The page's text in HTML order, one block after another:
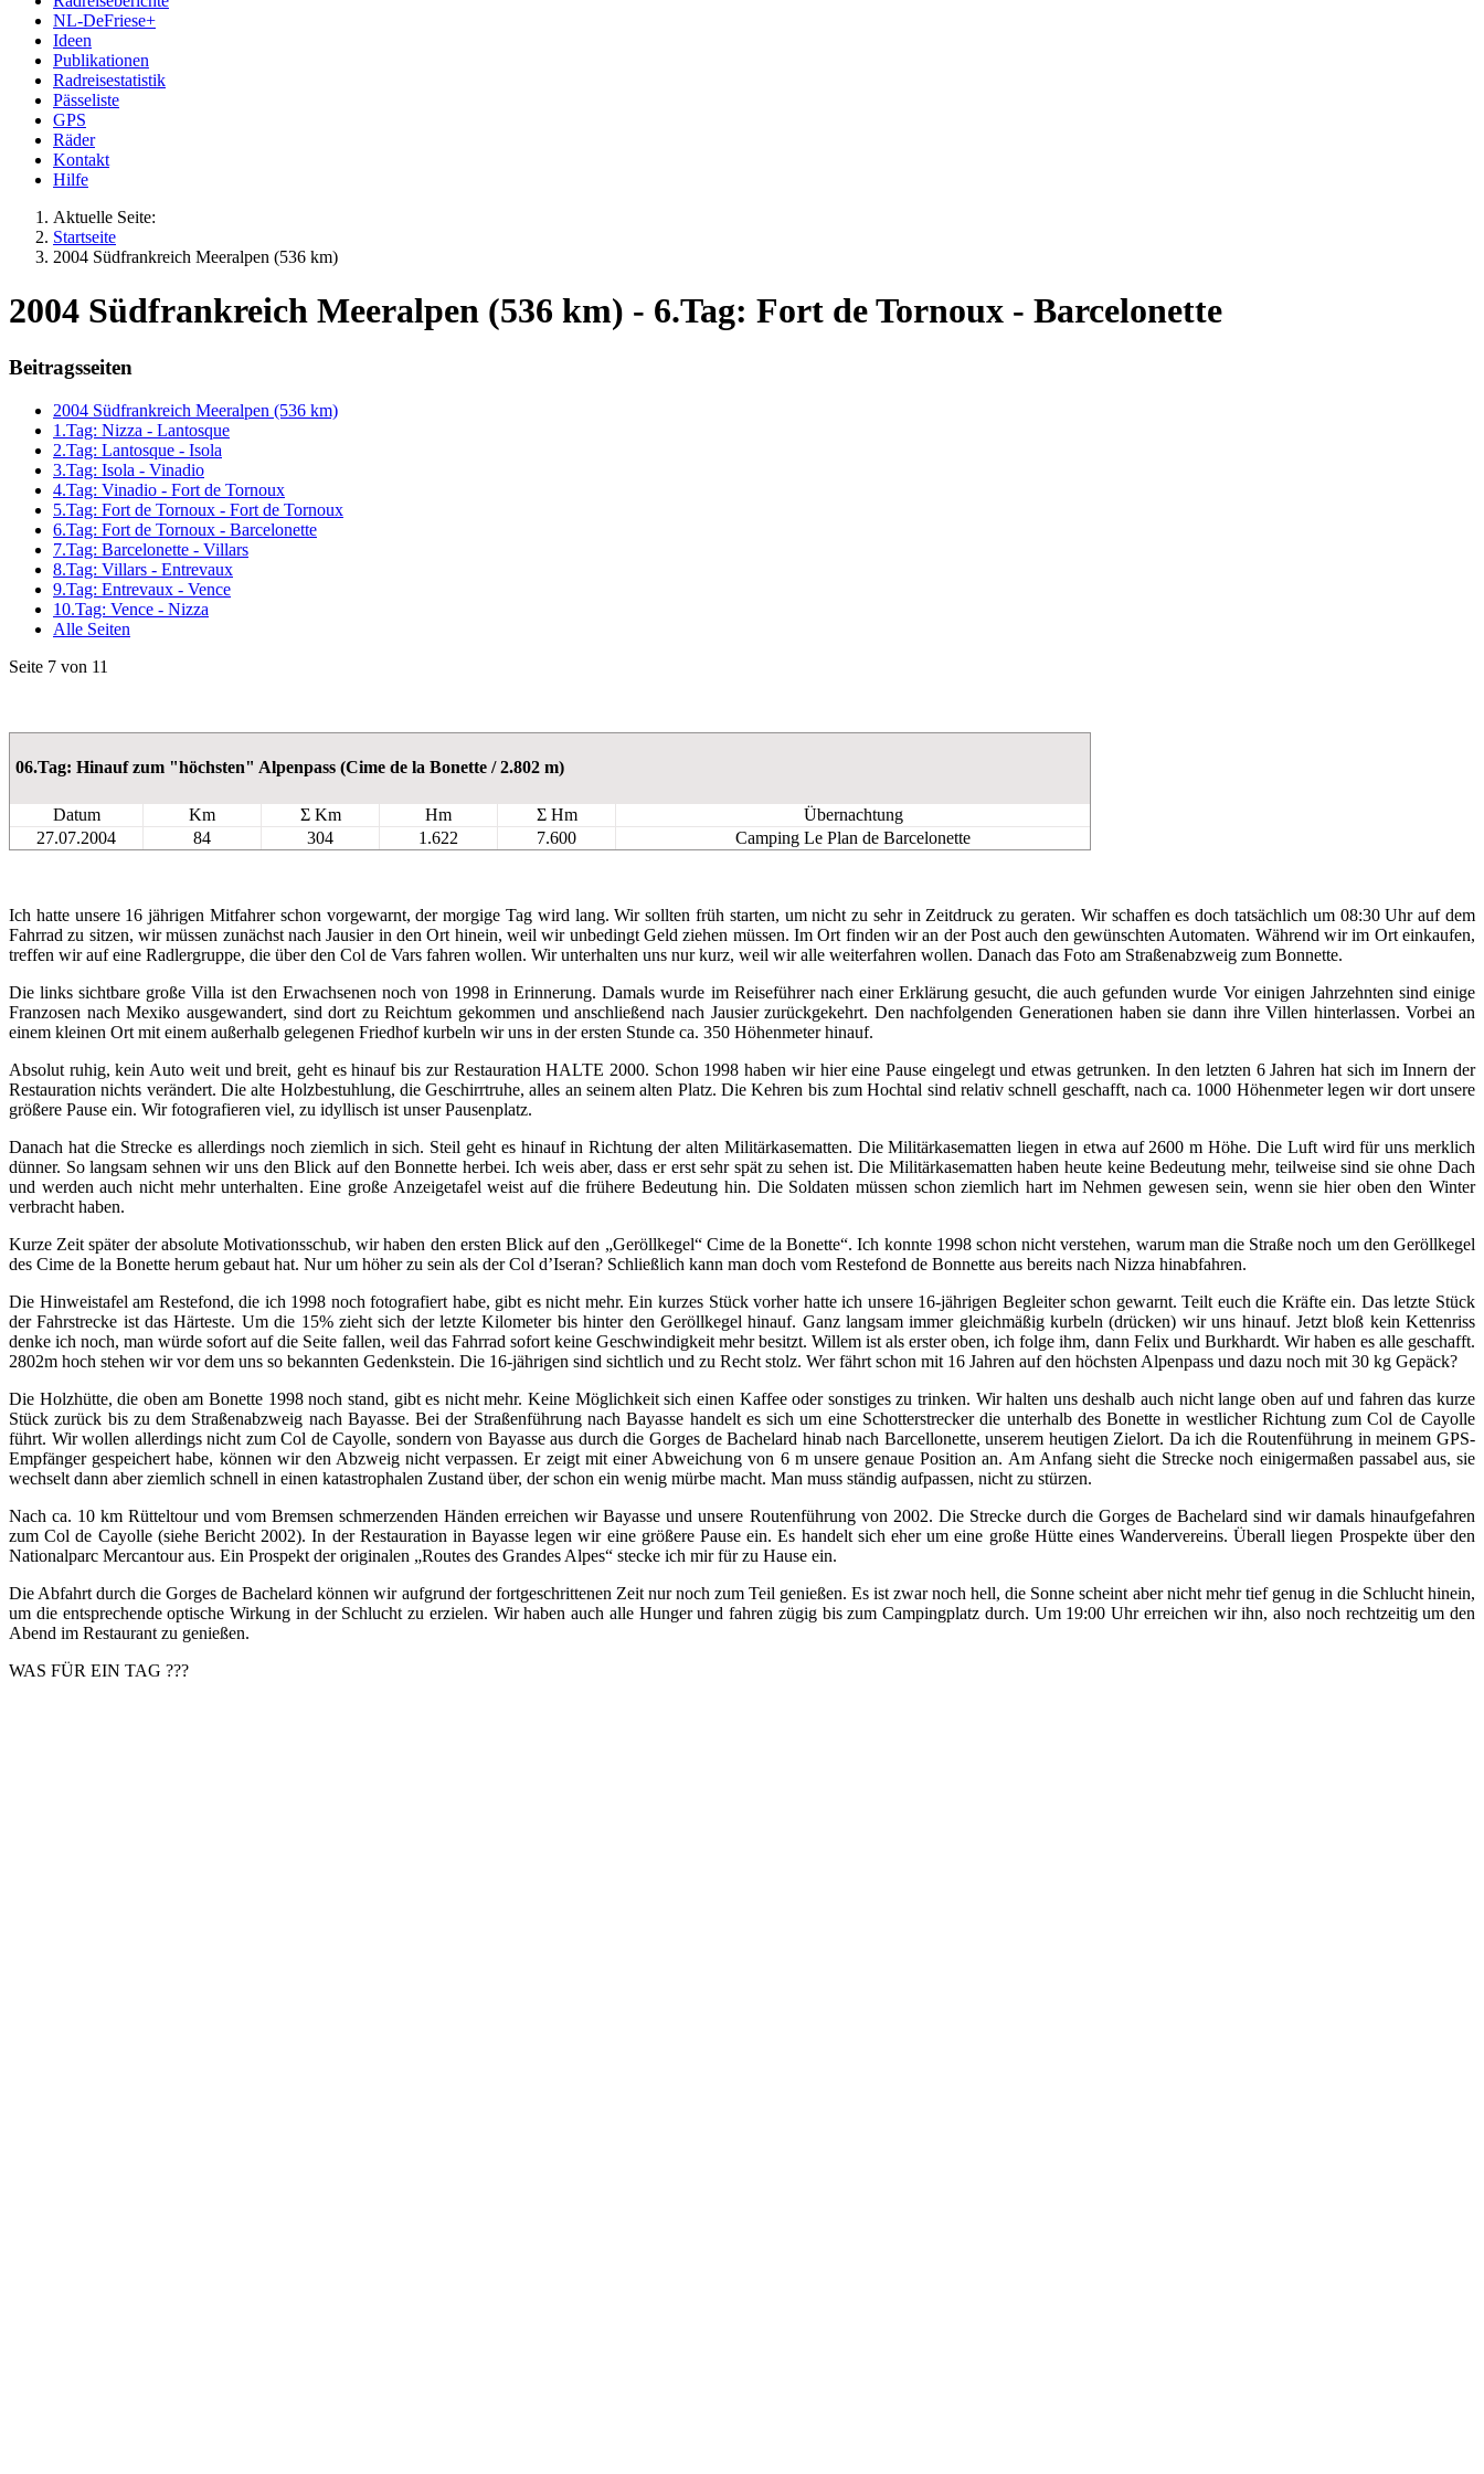
NL-DeFriese+
Ideen
Publikationen
Radreisestatistik
Pässeliste
GPS
Räder
Kontakt
Hilfe
Aktuelle Seite:
Startseite
2004 Südfrankreich Meeralpen (536 km)
2004 Südfrankreich Meeralpen (536 km) - 6.Tag: Fort de Tornoux - Barcelonette
Beitragsseiten
2004 Südfrankreich Meeralpen (536 km)
1.Tag: Nizza - Lantosque
2.Tag: Lantosque - Isola
3.Tag: Isola - Vinadio
4.Tag: Vinadio - Fort de Tornoux
5.Tag: Fort de Tornoux - Fort de Tornoux
6.Tag: Fort de Tornoux - Barcelonette
7.Tag: Barcelonette - Villars
8.Tag: Villars - Entrevaux
9.Tag: Entrevaux - Vence
10.Tag: Vence - Nizza
Alle Seiten
Seite 7 von 11
06.Tag: Hinauf zum "höchsten" Alpenpass (Cime de la Bonette / 2.802 m)
Datum Km Σ Km Hm Σ Hm
Übernachtung
27.07.2004
84 304 1.622 7.600 Camping Le Plan de Barcelonette
Ich hatte unsere 16 jährigen Mitfahrer schon vorgewarnt, der morgige Tag wird lang. Wir sollten früh starten, um nicht zu sehr in Zeitdruck zu geraten. Wir schaffen es doch tatsächlich um 08:30 Uhr auf dem
Fahrrad zu sitzen, wir müssen zunächst nach Jausier in den Ort hinein, weil wir unbedingt Geld ziehen müssen. Im Ort finden wir an der Post auch den gewünschten Automaten. Während wir im Ort einkaufen,
treffen wir auf eine Radlergruppe, die über den Col de Vars fahren wollen. Wir unterhalten uns nur kurz, weil wir alle weiterfahren wollen. Danach das Foto am Straßenabzweig zum Bonnette.
Die links sichtbare große Villa ist den Erwachsenen noch von 1998 in Erinnerung. Damals wurde im Reiseführer nach einer Erklärung gesucht, die auch gefunden wurde Vor einigen Jahrzehnten sind einige
Franzosen nach Mexiko ausgewandert, sind dort zu Reichtum gekommen und anschließend nach Jausier zurückgekehrt. Den nachfolgenden Generationen haben sie dann ihre Villen hinterlassen. Vorbei an
einem kleinen Ort mit einem außerhalb gelegenen Friedhof kurbeln wir uns in der ersten Stunde ca. 350 Höhenmeter hinauf.
Absolut ruhig, kein Auto weit und breit, geht es hinauf bis zur Restauration HALTE 2000. Schon 1998 haben wir hier eine Pause eingelegt und etwas getrunken. In den letzten 6 Jahren hat sich im Innern der
Restauration nichts verändert. Die alte Holzbestuhlung, die Geschirrtruhe, alles an seinem alten Platz. Die Kehren bis zum Hochtal sind relativ schnell geschafft, nach ca. 1000 Höhenmeter legen wir dort unsere
größere Pause ein. Wir fotografieren viel, zu idyllisch ist unser Pausenplatz.
Danach hat die Strecke es allerdings noch ziemlich in sich. Steil geht es hinauf in Richtung der alten Militärkasematten. Die Militärkasematten liegen in etwa auf 2600 m Höhe. Die Luft wird für uns merklich
dünner. So langsam sehnen wir uns den Blick auf den Bonnette herbei. Ich weis aber, dass er erst sehr spät zu sehen ist. Die Militärkasematten haben heute keine Bedeutung mehr, teilweise sind sie ohne Dach
und werden auch nicht mehr unterhalten. Eine große Anzeigetafel weist auf die frühere Bedeutung hin. Die Soldaten müssen schon ziemlich hart im Nehmen gewesen sein, wenn sie hier oben den Winter
verbracht haben.
Kurze Zeit später der absolute Motivationsschub, wir haben den ersten Blick auf den „Geröllkegel“ Cime de la Bonette“. Ich konnte 1998 schon nicht verstehen, warum man die Straße noch um den Geröllkegel
des Cime de la Bonette herum gebaut hat. Nur um höher zu sein als der Col d’Iseran? Schließlich kann man doch vom Restefond de Bonnette aus bereits nach Nizza hinabfahren.
Die Hinweistafel am Restefond, die ich 1998 noch fotografiert habe, gibt es nicht mehr. Ein kurzes Stück vorher hatte ich unsere 16-jährigen Begleiter schon gewarnt. Teilt euch die Kräfte ein. Das letzte Stück
der Fahrstrecke ist das Härteste. Um die 15% zieht sich der letzte Kilometer bis hinter den Geröllkegel hinauf. Ganz langsam immer gleichmäßig kurbeln (drücken) wir uns hinauf. Jetzt bloß kein Kettenriss
denke ich noch, man würde sofort auf die Seite fallen, weil das Fahrrad sofort keine Geschwindigkeit mehr besitzt. Willem ist als erster oben, ich folge ihm, dann Felix und Burkhardt. Wir haben es alle geschafft.
2802m hoch stehen wir vor dem uns so bekannten Gedenkstein. Die 16-jährigen sind sichtlich und zu Recht stolz. Wer fährt schon mit 16 Jahren auf den höchsten Alpenpass und dazu noch mit 30 kg Gepäck?
Die Holzhütte, die oben am Bonette 1998 noch stand, gibt es nicht mehr. Keine Möglichkeit sich einen Kaffee oder sonstiges zu trinken. Wir halten uns deshalb auch nicht lange oben auf und fahren das kurze
Stück zurück bis zu dem Straßenabzweig nach Bayasse. Bei der Straßenführung nach Bayasse handelt es sich um eine Schotterstrecker die unterhalb des Bonette in westlicher Richtung zum Col de Cayolle
führt. Wir wollen allerdings nicht zum Col de Cayolle, sondern von Bayasse aus durch die Gorges de Bachelard hinab nach Barcellonette, unserem heutigen Zielort. Da ich die Routenführung in meinem GPS-
Empfänger gespeichert habe, können wir den Abzweig nicht verpassen. Er zeigt mit einer Abweichung von 6 m unsere genaue Position an. Am Anfang sieht die Strecke noch einigermaßen passabel aus, sie
wechselt dann aber ziemlich schnell in einen katastrophalen Zustand über, der schon ein wenig mürbe macht. Man muss ständig aufpassen, nicht zu stürzen.
Nach ca. 10 km Rütteltour und vom Bremsen schmerzenden Händen erreichen wir Bayasse und unsere Routenführung von 2002. Die Strecke durch die Gorges de Bachelard sind wir damals hinaufgefahren
zum Col de Cayolle (siehe Bericht 2002). In der Restauration in Bayasse legen wir eine größere Pause ein. Es handelt sich eher um eine große Hütte eines Wandervereins. Überall liegen Prospekte über den
Nationalparc Mercantour aus. Ein Prospekt der originalen „Routes des Grandes Alpes“ stecke ich mir für zu Hause ein.
Die Abfahrt durch die Gorges de Bachelard können wir aufgrund der fortgeschrittenen Zeit nur noch zum Teil genießen. Es ist zwar noch hell, die Sonne scheint aber nicht mehr tief genug in die Schlucht hinein,
um die entsprechende optische Wirkung in der Schlucht zu erzielen. Wir haben auch alle Hunger und fahren zügig bis zum Campingplatz durch. Um 19:00 Uhr erreichen wir ihn, also noch rechtzeitig um den
Abend im Restaurant zu genießen.
WAS FÜR EIN TAG ???